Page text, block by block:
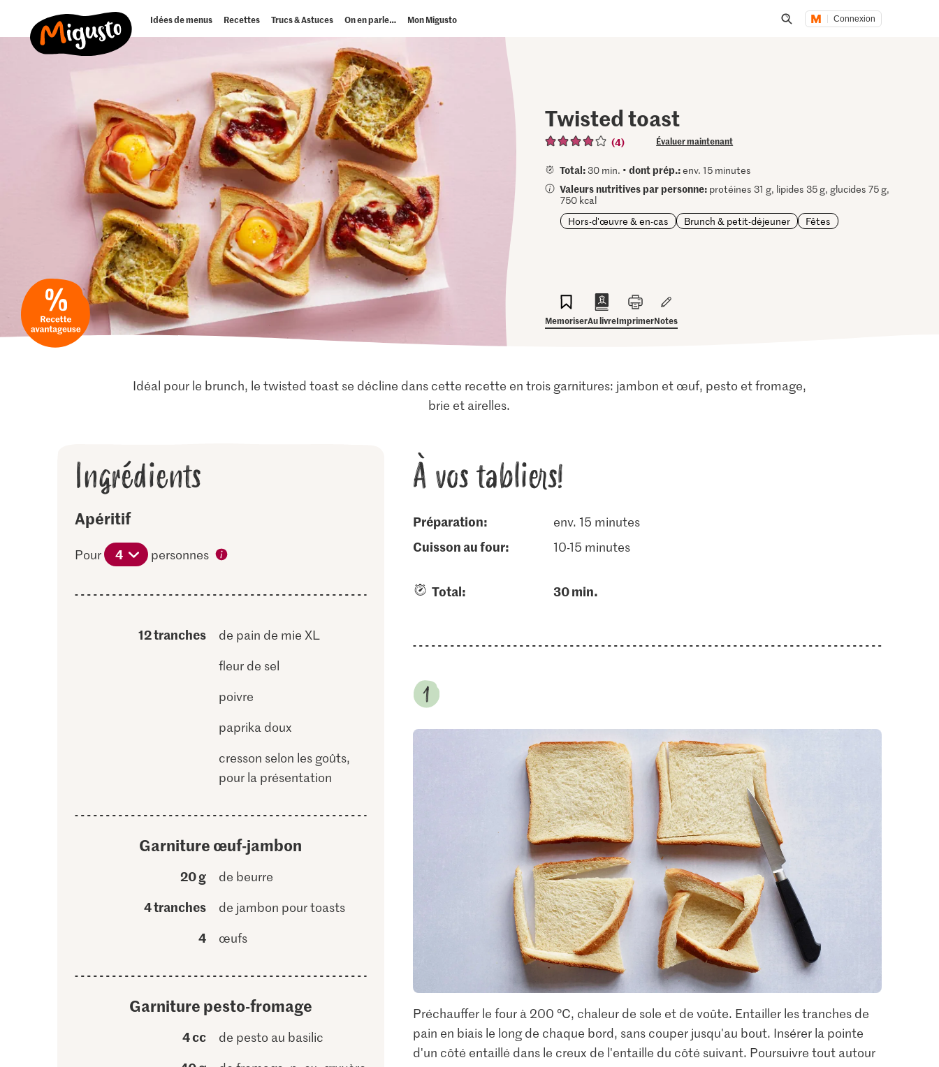
Idées de menus Recettes Trucs & Astuces On en parle… Mon Migusto Connexion
Twisted toast
(4) Évaluer maintenant
Total: 30 min. •dont prép.:env. 15 minutes
Valeurs nutritives par personne: protéines 31 g, lipides 35 g, glucides 75 g,
750 kcal
Hors-d'œuvre & en-cas
Brunch & petit-déjeuner Fêtes
MemoriserAu livreImprimerNotes
Idéal pour le brunch, le twisted toast se décline dans cette recette en trois garnitures: jambon et œuf, pesto et fromage,
brie et airelles.
Ingrédients
Apéritif
Pour 4 personnes
12 tranches
de pain de mie XL
fleur de sel
poivre
paprika doux
cresson selon les goûts,
pour la présentation
Garniture œuf-jambon
20 g de beurre
4 tranches de jambon pour toasts
4 œufs
Garniture pesto-fromage
4 cc de pesto au basilic
À vos tabliers!
Préparation: env. 15 minutes
cuisson au four: 10-15 minutes
Total: 30 min.
Préchauffer le four à 200 °C, chaleur de sole et de voûte. Entailler les tranches de
pain en biais le long de chaque bord, sans couper jusqu'au bout. Insérer la pointe
d'un côté entaillé dans le creux de l'entaille du côté suivant. Poursuivre tout autour